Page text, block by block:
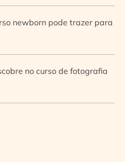
newborn pode trazer para
no curso de fotografia